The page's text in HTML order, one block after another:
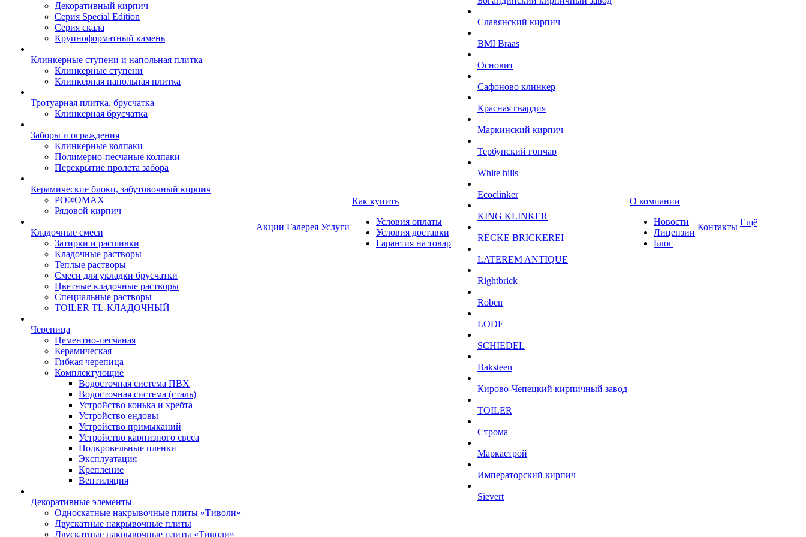
Декоративный кирпич
Серия Special Edition
Серия скала
Крупноформатный камень
Клинкерные ступени и напольная плитка
Клинкерные ступени
Клинкерная напольная плитка
Тротуарная плитка, брусчатка
Клинкерная брусчатка
Заборы и ограждения
Клинкерные колпаки
Полимерно-песчаные колпаки
Перекрытие пролета забора
Керамические блоки, забутовочный кирпич
PO®OMAX
Рядовой кирпич
Кладочные смеси
Затирки и расшивки
Кладочные растворы
Теплые растворы
Смеси для укладки брусчатки
Цветные кладочные растворы
Специальные растворы
TOILER TL-КЛАДОЧНЫЙ
Черепица
Цементно-песчаная
Керамическая
Гибкая черепица
Комплектующие
Водосточная система ПВХ
Водосточная система (сталь)
Устройство конька и хребта
Устройство ендовы
Устройство примыканий
Устройство карнизного свеса
Подкровельные пленки
Эксплуатация
Крепление
Вентиляция
Декоративные элементы
Односкатные накрывочные плиты «Тиволи»
Двускатные накрывочные плиты
Двускатные накрывочные плиты «Тиволи»
Акции Галерея Услуги
Как купить
Условия оплаты
Условия доставки
Гарантия на товар
Славянский кирпич
BMI Braas
Основит
Сафоново клинкер
Красная гвардия
Маркинский кирпич
Тербунский гончар
White hills
Ecoclinker
KING KLINKER
RECKE BRICKEREI
LATEREM ANTIQUE
Rightbrick
Roben
LODE
SCHIEDEL
Baksteen
Кирово-Чепецкий кирпичный завод
TOILER
Строма
Маркастрой
Императорский кирпич
Sievert
О компании
Новости
Лицензии
Блог
Контакты Ещё